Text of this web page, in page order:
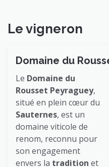
Le vigneron
Domaine du
Le Domaine du
Rousset Peyraguey,
situé en plein cœur du
Sauternes, est un
domaine viticole de
renom, reconnu pour
son engagement
envers la tradition et